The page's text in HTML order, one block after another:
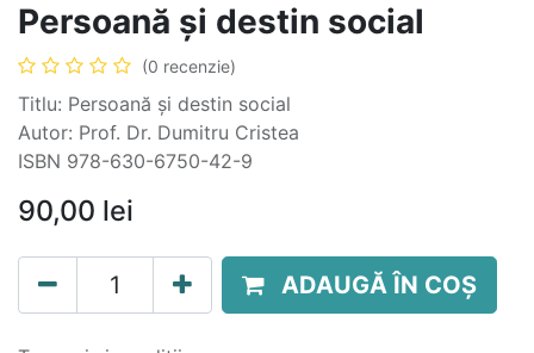
Persoană și destin social
(0 recenzie)
Titlu: Persoană și destin social
Autor: Prof. Dr. Dumitru Cristea
ISBN 978-630-6750-42-9
90,00 lei
ADAUGĂ ÎN COȘ